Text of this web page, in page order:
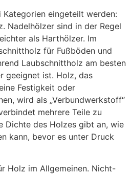
eingeteilt werden:
Nadelhölzer sind in der Regel
als Harthölzer. Im
für Fußböden und
Laubschnittholz am besten
geeignet ist. Holz, das
Festigkeit oder
wird als „Verbundwerkstoff“
mehrere Teile zu
Dichte des Holzes gibt an, wie
kann, bevor es unter Druck
Holz im Allgemeinen. Nicht-